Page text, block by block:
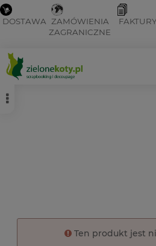
DOSTAWA ZAMÓWIENIA
ZAGRANICZNE
FAKTURY
Ten produkt jest